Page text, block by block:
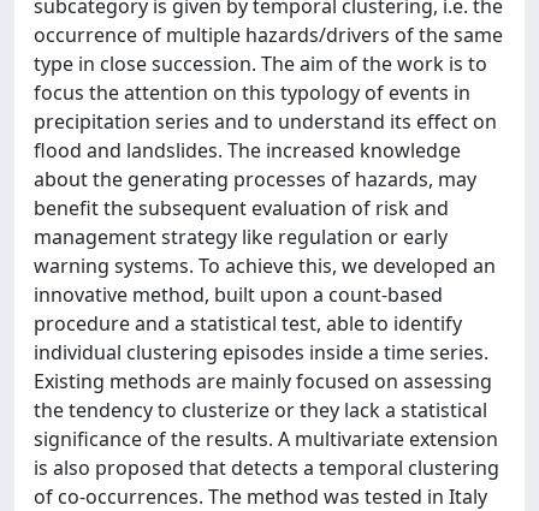
subcategory is given by temporal clustering, i.e. the
occurrence of multiple hazards/drivers of the same
type in close succession. The aim of the work is to
focus the attention on this typology of events in
precipitation series and to understand its effect on
flood and landslides. The increased knowledge
about the generating processes of hazards, may
benefit the subsequent evaluation of risk and
management strategy like regulation or early
warning systems. To achieve this, we developed an
innovative method, built upon a count-based
procedure and a statistical test, able to identify
individual clustering episodes inside a time series.
Existing methods are mainly focused on assessing
the tendency to clusterize or they lack a statistical
significance of the results. A multivariate extension
is also proposed that detects a temporal clustering
of co-occurrences. The method was tested in Italy